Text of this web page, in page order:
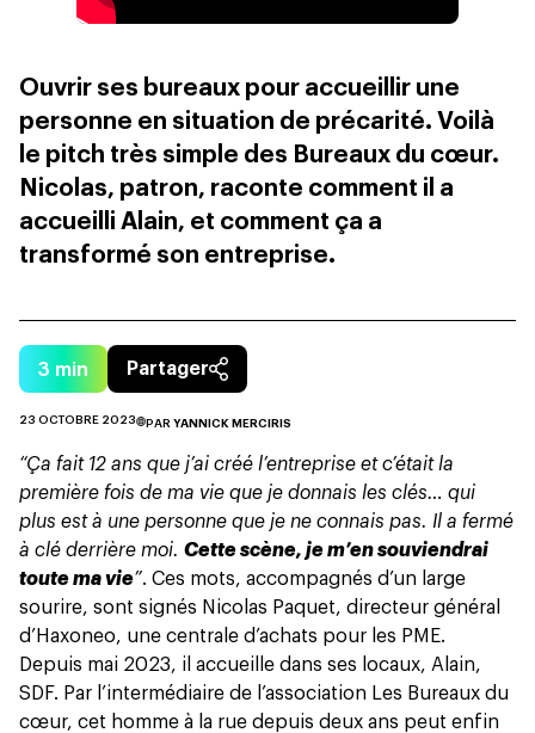
Ouvrir ses bureaux pour accueillir une
personne en situation de précarité. Voilà
le pitch très simple des Bureaux du cœur.
Nicolas, patron, raconte comment il a
accueilli Alain, et comment ça a
transformé son entreprise.
3 min Partager
23 OCTOBRE 2023 PAR YANNICK MERCIRIS
“Ça fait 12 ans que j’ai créé l’entreprise et c’était la
première fois de ma vie que je donnais les clés… qui
plus est à une personne que je ne connais pas. Il a fermé
à clé derrière moi. Cette scène, je m’en souviendrai
toute ma vie”. Ces mots, accompagnés d’un large
sourire, sont signés Nicolas Paquet, directeur général
d’Haxoneo, une centrale d’achats pour les PME.
Depuis mai 2023, il accueille dans ses locaux, Alain,
SDF. Par l’intermédiaire de l’association Les Bureaux du
cœur, cet homme à la rue depuis deux ans peut enfin